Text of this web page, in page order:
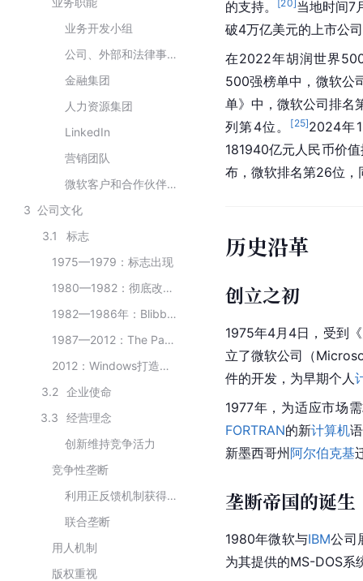
业务开发小组
公司、外部和法律事务
金融集团
人力资源集团
LinkedIn
营销团队
微软客户和合作伙伴解决方案
3 公司文化
3.1
标志
1975—1979：标志出现
1980—1982：彻底改变品牌
1982—1986年：Blibbet诞生
1987—2012：The Pac Man Logo
2012：Windows打造的品牌
3.2
企业使命
3.3
经营理念
创新维持竞争活力
竞争性垄断
利用正反馈机制获得垄断地位
联合垄断
用人机制
版权重视
的支持。
[20]当地时间7
破4万亿美元的上市公
在2022年胡润世界
500强榜单中，微软公
单》中，微软公司排名
列第4位。
[25]2024年
181940亿元人民币价
布，微软排名第26位，
历史沿革
创立之初
1975年4月4日，受到
立了微软公司（
件的开发，为早期个人
1977年，为适应市场
FORTRAN的新计算机
新墨西哥州阿尔伯克基
垄断帝国的诞生
1980年微软与IBM公司
为其提供的MS-DOS系